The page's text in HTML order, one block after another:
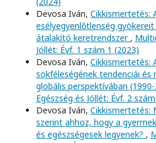
Devosa Iván, Cikkismertetés:
esélyegyenlőtlenség
átalakító keretrendszer ,
Jóllét: Évf. 1 szám 1 (2023)
Devosa Iván, Cikkismertetés:
sokféleségének tendenciái
globális perspektívában
Egészség és Jóllét: Évf. 2
Devosa Iván, Cikkismertetés:
szerint ahhoz, hogy a
és egészségesek legyenek? ,